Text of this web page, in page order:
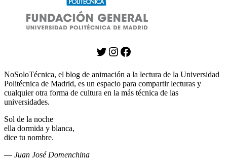
Twitter
Instagram
Facebook
NoSoloTécnica, el blog de animación a la lectura de la Universidad
Politécnica de Madrid, es un espacio para compartir lecturas y
cualquier otra forma de cultura en la más técnica de las
universidades.
Sol de la noche
ella dormida y blanca,
dice tu nombre.
— Juan José Domenchina